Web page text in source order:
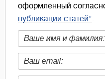
оформленный
публикации статей"